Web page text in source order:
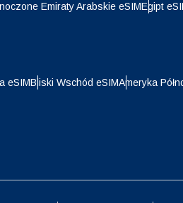
Emiraty Arabskie eSIMEgipt
eSIMBliski Wschód eSIMAmeryka
العربية
SGD - Dolar